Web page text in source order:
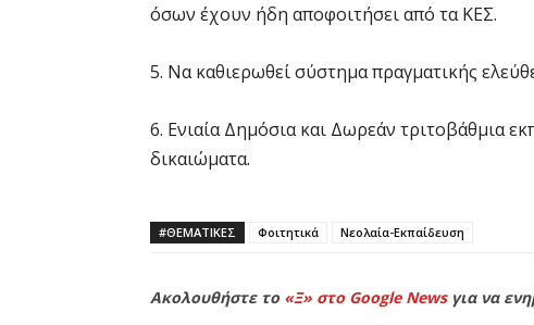
όσων έχουν ήδη αποφοιτήσει από τα ΚΕΣ.
5. Να καθιερωθεί σύστημα πραγματικής
6. Ενιαία Δημόσια και Δωρεάν τριτοβάθμια
δικαιώματα.
#ΘΕΜΑΤΙΚΈΣ Φοιτητικά Νεολαία-Εκπαίδευση
Ακολουθήστε το «Ξ» στο Google Newsγια να